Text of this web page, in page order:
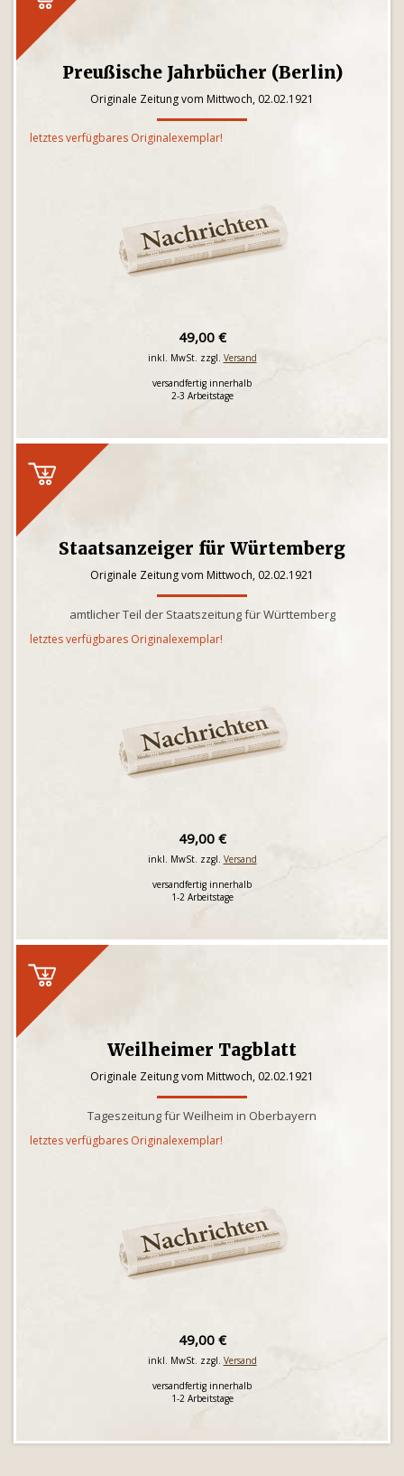
Preußische Jahrbücher (Berlin)
Originale Zeitung vom Mittwoch, 02.02.1921
letztes verfügbares Originalexemplar!
49,00 €
inkl. MwSt. zzgl. Versand
versandfertig innerhalb
2-3 Arbeitstage
Staatsanzeiger für Würtemberg
Originale Zeitung vom Mittwoch, 02.02.1921
amtlicher Teil der Staatszeitung für Württemberg
letztes verfügbares Originalexemplar!
49,00 €
inkl. MwSt. zzgl. Versand
versandfertig innerhalb
1-2 Arbeitstage
Weilheimer Tagblatt
Originale Zeitung vom Mittwoch, 02.02.1921
Tageszeitung für Weilheim in Oberbayern
letztes verfügbares Originalexemplar!
49,00 €
inkl. MwSt. zzgl. Versand
versandfertig innerhalb
1-2 Arbeitstage